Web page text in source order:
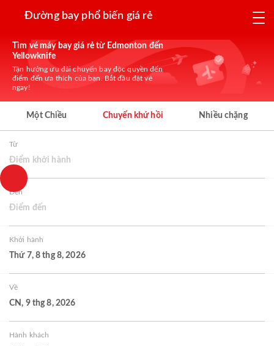
Đường bay phổ biến giá rẻ
Tìm vé máy bay giá rẻ từ Edmonton đến
Yellowknife
Tận hưởng ưu đãi chuyến bay độc quyền đến
điểm đến ưa thích của bạn. Bắt đầu đặt vé
ngay!
Một Chiều Chuyến khứ hồi Nhiều chặng
Từ
Điểm khởi hành
Đến
Điểm đến
Khởi hành
Thứ 7, 8 thg 8, 2026
Về
CN, 9 thg 8, 2026
Hành khách